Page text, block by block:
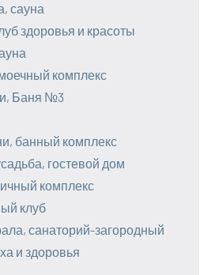
сауна
здоровья и красоты
комплекс
Баня №3
банный комплекс
гостевой дом
комплекс
клуб
санаторий-загородный
и здоровья